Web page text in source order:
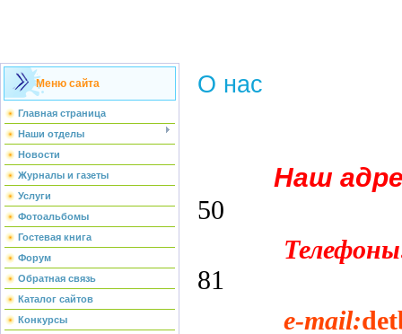
Меню сайта
Главная страница
Наши отделы
Новости
Журналы и газеты
Услуги
Фотоальбомы
Гостевая книга
Форум
Обратная связь
Каталог сайтов
Конкурсы
О нас
Наш
50
81
e-mail: